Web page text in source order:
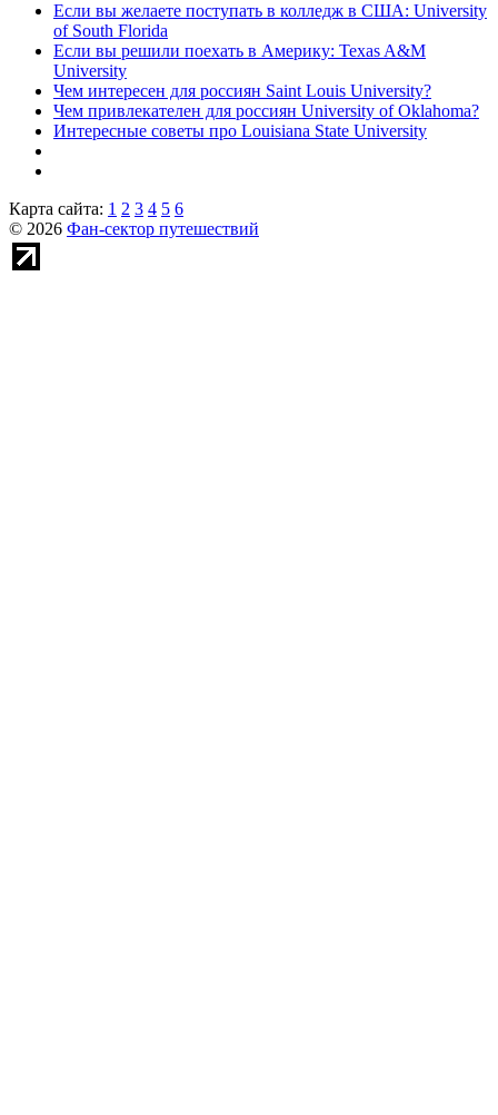
Если вы желаете поступать в колледж в США: University
of South Florida
Если вы решили поехать в Америку: Texas A&M
University
Чем интересен для россиян Saint Louis University?
Чем привлекателен для россиян University of Oklahoma?
Интересные советы про Louisiana State University
Карта сайта: 1 2 3 4 5 6
© 2026 Фан-сектор путешествий